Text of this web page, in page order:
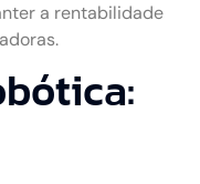
a rentabilidade